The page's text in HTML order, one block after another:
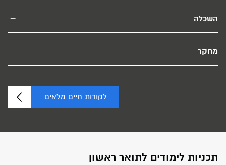
השכלה
מחקר
לקורות חיים מלאים
תכניות לימודים לתואר ראשון